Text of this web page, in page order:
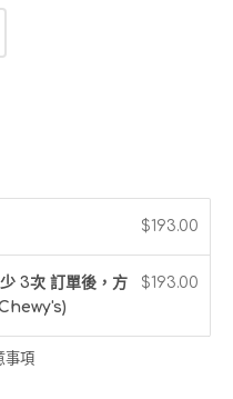
$193.00
3次 訂單後，方
$193.00
事項